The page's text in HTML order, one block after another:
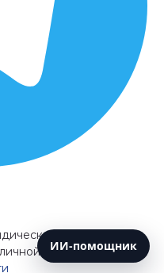
компаний
офертой. /
ИИ-помощник